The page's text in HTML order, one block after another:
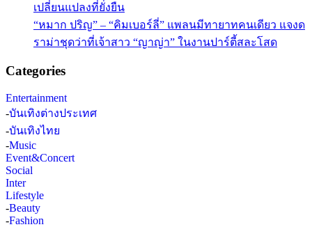
เปลี่ยนแปลงที่ยั่งยืน
“หมาก ปริญ” – “คิมเบอร์ลี่” แพลนมีทายาทคนเดียว แจงด
ราม่าชุดว่าที่เจ้าสาว “ญาญ่า” ในงานปาร์ตี้สละโสด
Categories
Entertainment
-บันเทิงต่างประเทศ
-บันเทิงไทย
-Music
Event&Concert
Social
Inter
Lifestyle
-Beauty
-Fashion